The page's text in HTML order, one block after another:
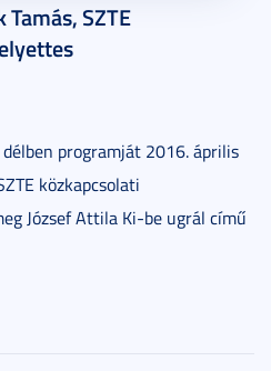
SZTE
programját 2016. április
közkapcsolati
József Attila Ki-be ugrál című